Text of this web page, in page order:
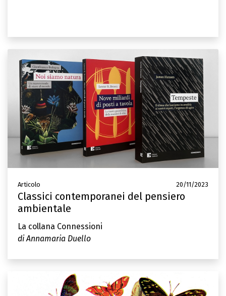
Articolo 20/11/2023
Classici contemporanei del pensiero
ambientale
La collana Connessioni
di Annamaria Duello